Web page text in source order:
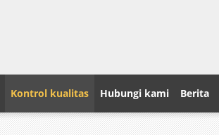
Kontrol kualitas Hubungi kami Berita